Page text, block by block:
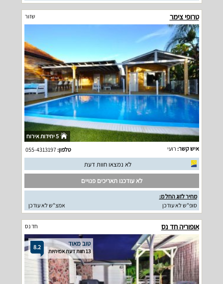
טרופי צימר שזור
5 יחידות אירוח
איש קשר: רועי טלפון:055-4313197
לא נמצאו חוות דעת
לא עודכנו תאריכים פנויים
מחיר לזוג החל מ:
סופ"ש לא עודכן
אמצ"ש לא עודכן
אופוריה חד נס חד נס
8.2 טוב מאוד
13 חוות דעת אמיתיות